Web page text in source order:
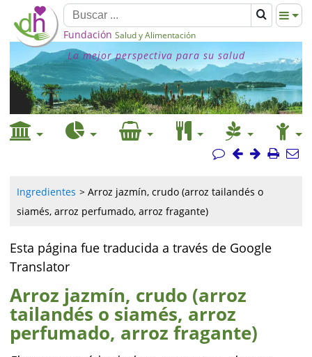
Fundación Salud y Alimentación
La mejor perspectiva para su salud
Ingredientes
Arroz jazmín, crudo (arroz tailandés o
siamés, arroz perfumado, arroz fragante)
Esta página fue traducida a través de Google
Translator
Arroz jazmín, crudo (arroz
tailandés o siamés, arroz
perfumado, arroz fragante)